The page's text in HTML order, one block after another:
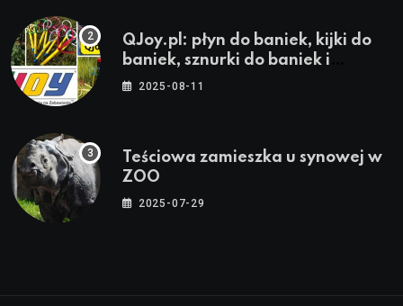
QJoy.pl: płyn do baniek, kijki do
baniek, sznurki do baniek i
zestawy do baniek
2025-08-11
Teściowa zamieszka u synowej w
ZOO
2025-07-29